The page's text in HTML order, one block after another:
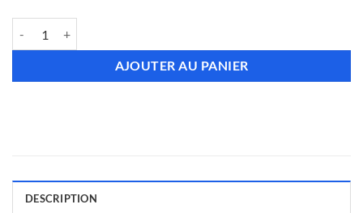
AJOUTER AU PANIER
DESCRIPTION